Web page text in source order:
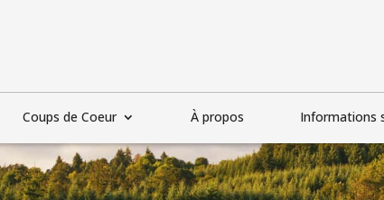
Coups de Coeur À propos Informations